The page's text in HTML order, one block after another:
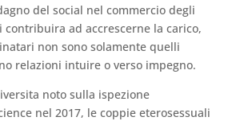
del social nel commercio degli
ad accrescerne la carico,
non sono solamente quelli
relazioni intuire o verso impegno.
noto sulla ispezione
nel 2017, le coppie eterosessuali